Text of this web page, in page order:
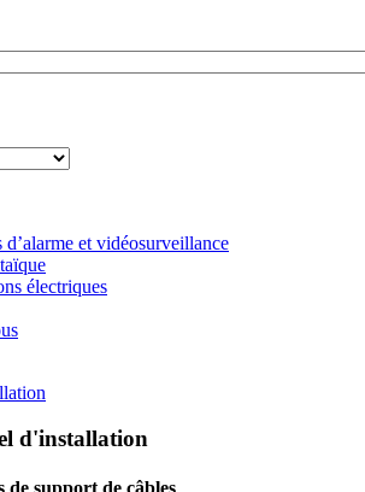
d’alarme et vidéosurveillance
électriques
d'installation